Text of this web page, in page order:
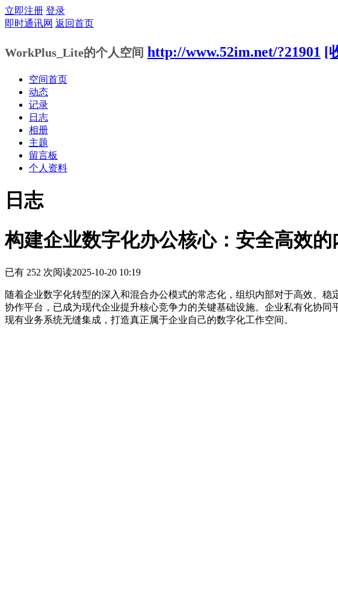
立即注册 登录
即时通讯网 返回首页
WorkPlus_Lite的个人空间 http://www.52im.net/?21901 [
空间首页
动态
记录
日志
相册
主题
留言板
个人资料
日志
构建企业数字化办公核心：安全高效
已有 252 次阅读2025-10-20 10:19
随着企业数字化转型的深入和混合办公模式的常态化，组织内部对于高效、
协作平台，已成为现代企业提升核心竞争力的关键基础设施。企业私有化协
现有业务系统无缝集成，打造真正属于企业自己的数字化工作空间。